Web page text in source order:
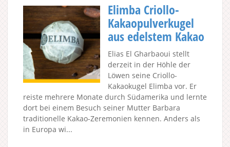
Elimba Criollo-
Kakaopulverkugel
aus edelstem Kakao
Elias El Gharbaoui stellt
derzeit in der Höhle der
Löwen seine Criollo-
Kakaokugel Elimba vor. Er
reiste mehrere Monate durch Südamerika und lernte
dort bei einem Besuch seiner Mutter Barbara
traditionelle Kakao-Zeremonien kennen. Anders als
in Europa wi...